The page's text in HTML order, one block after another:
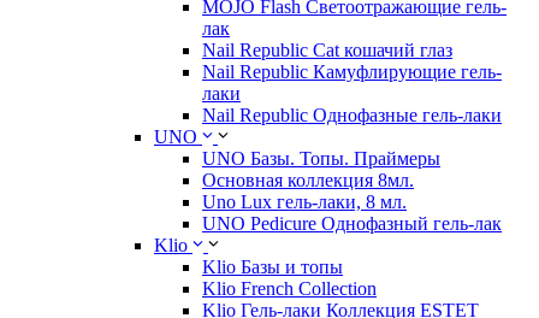
MOJO Flash Светоотражающие гель-
лак
Nail Republic Cat кошачий глаз
Nail Republic Камуфлирующие гель-
лаки
Nail Republic Однофазные гель-лаки
UNO
UNO Базы. Топы. Праймеры
Основная коллекция 8мл.
Uno Lux гель-лаки, 8 мл.
UNO Pedicure Однофазный гель-лак
Klio
Klio Базы и топы
Klio French Collection
Klio Гель-лаки Коллекция ESTET